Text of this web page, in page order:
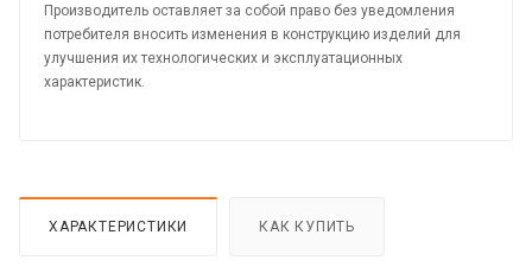
Производитель оставляет за собой право без уведомления
потребителя вносить изменения в конструкцию изделий для
улучшения их технологических и эксплуатационных
характеристик.
ХАРАКТЕРИСТИКИ КАК КУПИТЬ